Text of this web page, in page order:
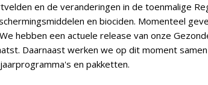
en de veranderingen in de toenmalige
en biociden. Momenteel
hebben een actuele release van onze
Daarnaast werken we op dit moment
en pakketten.